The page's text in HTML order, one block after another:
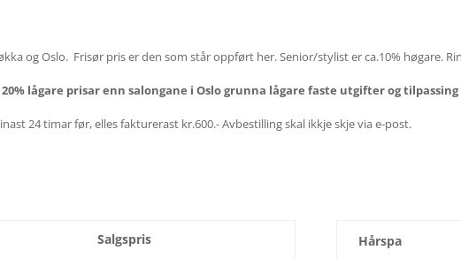
og Oslo. Frisør pris er den som står oppført her. Senior/stylist er ca.10% høgare.
lågare prisar enn salongane i Oslo grunna lågare faste utgifter og
24 timar før, elles fakturerast kr.600.- Avbestilling skal ikkje skje via e-post.
Salgspris Hårspa